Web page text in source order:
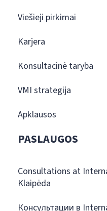
Viešieji pirkimai
Karjera
Konsultacinė taryba
VMI strategija
Apklausos
PASLAUGOS
Consultations at
Klaipėda
Консультации в